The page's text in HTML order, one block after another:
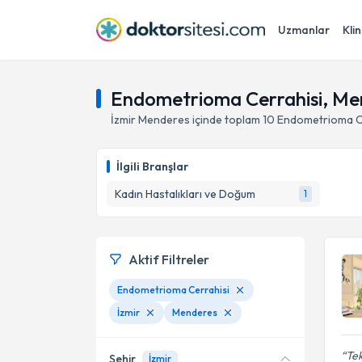
Uzmanlar
Endometrioma Cerrahisi,
İzmirMenderes içinde toplam 10 Endometrioma
İlgili Branşlar
Kadın Hastalıkları ve Doğum
1
Aktif Filtreler
Endometrioma Cerrahisi
İzmir
Menderes
Şehir İzmir